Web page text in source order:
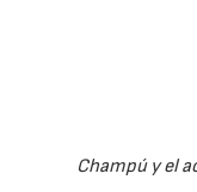
Champú y el